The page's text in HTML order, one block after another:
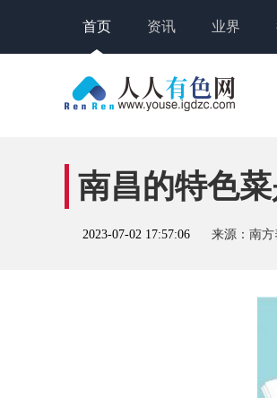
首页 资讯 业界
南昌的特色
2023-07-02 17:57:06 来源：南方